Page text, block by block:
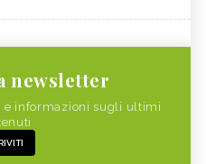
newsletter
e informazioni sugli ultimi